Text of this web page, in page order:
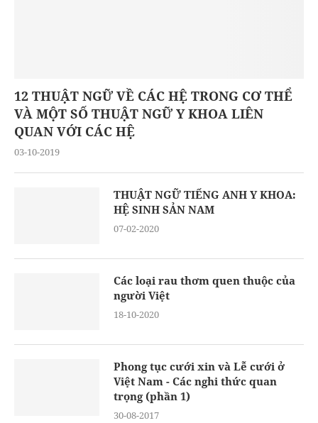
12 THUẬT NGỮ VỀ CÁC HỆ TRONG CƠ THỂ
VÀ MỘT SỐ THUẬT NGỮ Y KHOA LIÊN
QUAN VỚI CÁC HỆ
03-10-2019
THUẬT NGỮ TIẾNG ANH Y KHOA:
HỆ SINH SẢN NAM
07-02-2020
Các loại rau thơm quen thuộc của
người Việt
18-10-2020
Phong tục cưới xin và Lễ cưới ở
Việt Nam - Các nghi thức quan
trọng (phần 1)
30-08-2017